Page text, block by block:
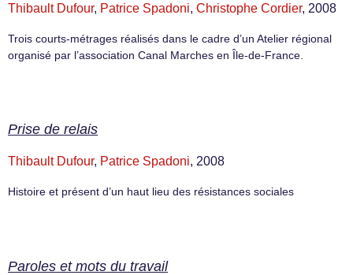
Thibault Dufour, Patrice Spadoni, Christophe Cordier, 2008
Trois courts-métrages réalisés dans le cadre d’un Atelier régional
organisé par l’association Canal Marches en Île-de-France.
Prise de relais
Thibault Dufour, Patrice Spadoni, 2008
Histoire et présent d’un haut lieu des résistances sociales
Paroles et mots du travail